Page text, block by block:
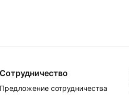
Сотрудничество
Предложение сотрудничества